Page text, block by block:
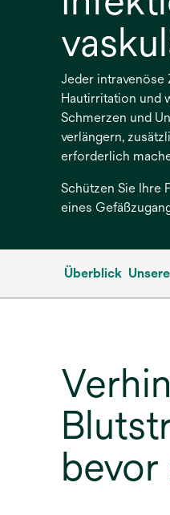
Jeder intravenöse
Hautirritation und
Schmerzen und
verlängern,
erforderlich
Schützen Sie Ihre
eines
Überblick
bevor